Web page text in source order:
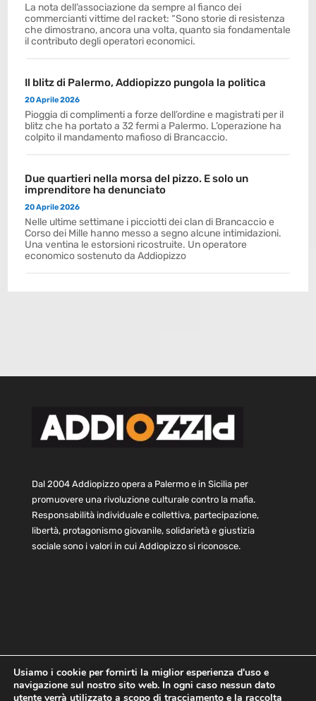
La nota dell’associazione da sempre al fianco dei
commercianti vittime del racket: “Sono storie di resistenza
che dimostrano, ancora una volta, quanto sia fondamentale
il contributo degli operatori economici.
Il blitz di Palermo, Addiopizzo pungola la politica
20 Aprile 2026
Pioggia di complimenti a forze dell’ordine e magistrati per il
blitz che ha portato a 32 fermi a Palermo. L’operazione ha
colpito il mandamento mafioso di Brancaccio.
Due quartieri nella morsa del pizzo. E solo un
imprenditore ha denunciato
20 Aprile 2026
Nelle ultime settimane i picciotti dei clan di Brancaccio e
Corso dei Mille hanno messo a segno alcune intimidazioni.
Una ventina le estorsioni ricostruite. Un operatore
economico sostenuto da Addiopizzo
Dal 2004 Addiopizzo opera a Palermo e in Sicilia per
promuovere una rivoluzione culturale contro la mafia.
Responsabilità individuale e collettiva, partecipazione,
libertà, protagonismo giovanile, solidarietà e giustizia
sociale sono i valori in cui Addiopizzo si riconosce.
Home Statuto e bilancio
Contatti
Usiamo i cookie per fornirti la miglior esperienza d'uso e
navigazione sul nostro sito web. In ogni caso nessun dato
utente verrà utilizzato a scopo di tracciamento e la raccolta